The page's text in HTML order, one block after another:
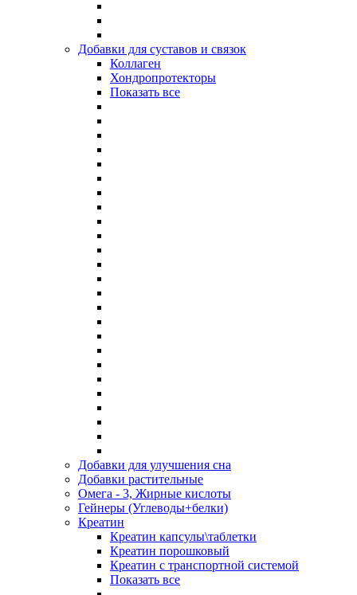
Добавки для суставов и связок
Коллаген
Хондропротекторы
Показать все
Добавки для улучшения сна
Добавки растительные
Омега - 3, Жирные кислоты
Гейнеры (Углеводы+белки)
Креатин
Креатин капсулы\таблетки
Креатин порошковый
Креатин с транспортной системой
Показать все